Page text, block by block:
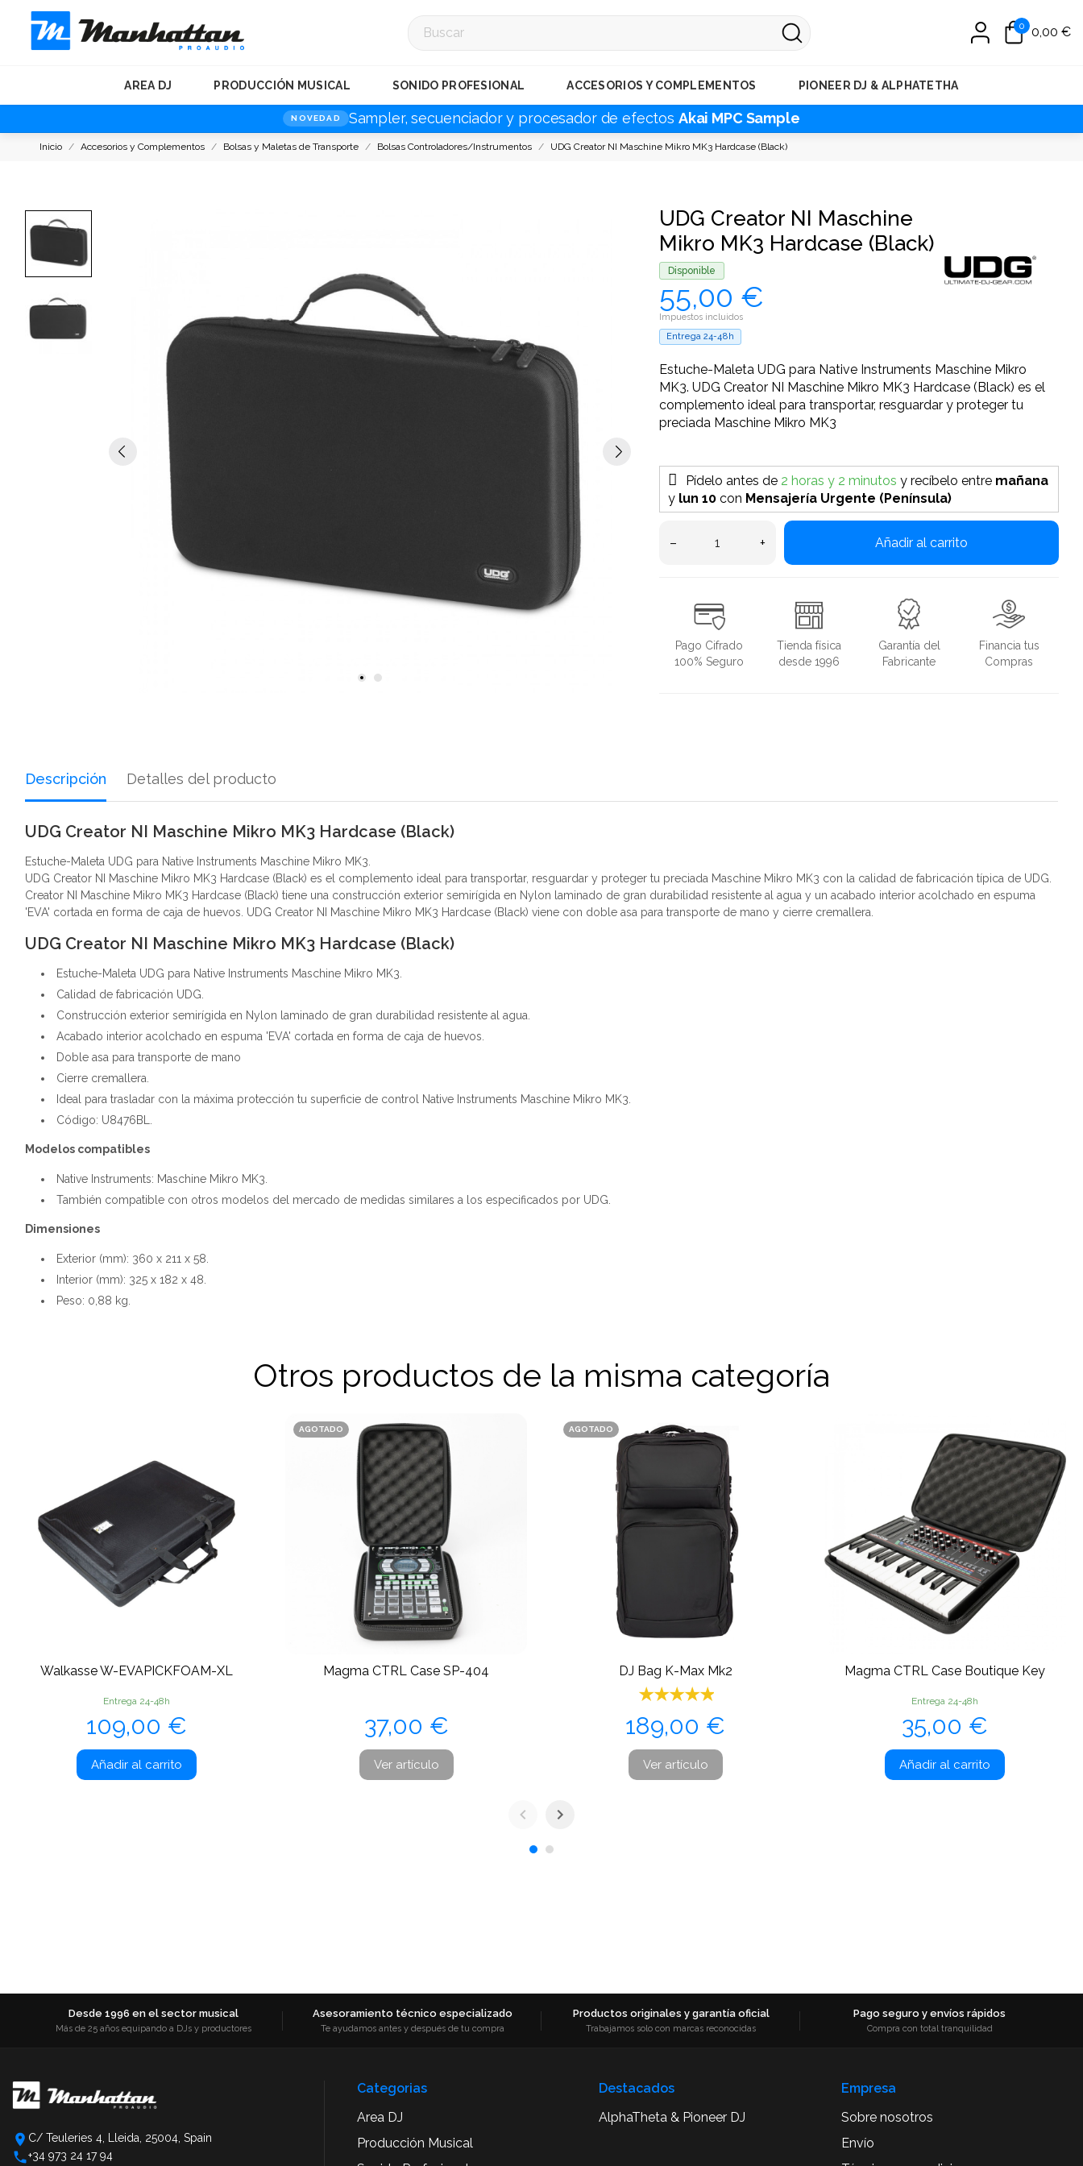
NOVEDAD Sampler, secuenciador y procesador de efectos Akai MPC Sample
0 0,00 €
AREA DJ PRODUCCIÓN MUSICAL SONIDO PROFESIONAL ACCESORIOS Y COMPLEMENTOS PIONEER DJ & ALPHATETHA
Inicio Accesorios y Complementos Bolsas y Maletas de Transporte Bolsas Controladores/Instrumentos UDG Creator NI Maschine Mikro MK3 Hardcase (Black)
UDG Creator NI Maschine
Mikro MK3 Hardcase (Black)
Disponible
55,00 €
Impuestos incluidos
Entrega 24-48h
Estuche-Maleta UDG para Native Instruments Maschine Mikro
MK3. UDG Creator NI Maschine Mikro MK3 Hardcase (Black) es el
complemento ideal para transportar, resguardar y proteger tu
preciada Maschine Mikro MK3
Pídelo antes de 2 horas y 2 minutos y recíbeloentre mañana
y lun 10 con Mensajería Urgente (Península)
– + Añadir al carrito
Pago Cifrado
100% Seguro
Tienda física
desde 1996
Garantía del
Fabricante
Financia tus
Compras
Descripción Detalles del producto
UDG Creator NI Maschine Mikro MK3 Hardcase (Black)
Estuche-Maleta UDG para Native Instruments Maschine Mikro MK3.
UDG Creator NI Maschine Mikro MK3 Hardcase (Black) es el complemento ideal para transportar, resguardar y proteger tu preciada Maschine Mikro MK3 con la calidad de fabricación típica de UDG.
Creator NI Maschine Mikro MK3 Hardcase (Black) tiene una construcción exterior semirígida en Nylon laminado de gran durabilidad resistente al agua y un acabado interior acolchado en espuma
'EVA' cortada en forma de caja de huevos. UDG Creator NI Maschine Mikro MK3 Hardcase (Black) viene con doble asa para transporte de mano y cierre cremallera.
UDG Creator NI Maschine Mikro MK3 Hardcase (Black)
Estuche-Maleta UDG para Native Instruments Maschine Mikro MK3.
Calidad de fabricación UDG.
Construcción exterior semirígida en Nylon laminado de gran durabilidad resistente al agua.
Acabado interior acolchado en espuma 'EVA' cortada en forma de caja de huevos.
Doble asa para transporte de mano
Cierre cremallera.
Ideal para trasladar con la máxima protección tu superficie de control Native Instruments Maschine Mikro MK3.
Código: U8476BL.
Modelos compatibles
Native Instruments: Maschine Mikro MK3.
También compatible con otros modelos del mercado de medidas similares a los especificados por UDG.
Dimensiones
Exterior (mm): 360 x 211 x 58.
Interior (mm): 325 x 182 x 48.
Peso: 0,88 kg.
Otros productos de la misma categoría
Walkasse W-EVAPICKFOAM-XL
Entrega 24-48h
Precio
109,00 €
Añadir al carrito
AGOTADO
Magma CTRL Case SP-404
Precio
37,00 €
Ver artículo
AGOTADO
DJ Bag K-Max Mk2
Precio
189,00 €
Ver artículo
Magma CTRL Case Boutique Key
Entrega 24-48h
Precio
35,00 €
Añadir al carrito
Desde 1996 en el sector musical
Más de 25 años equipando a DJs y productores
Asesoramiento técnico especializado
Te ayudamos antes y después de tu compra
Productos originales y garantía oficial
Trabajamos solo con marcas reconocidas
Pago seguro y envíos rápidos
Compra con total tranquilidad
C/ Teuleries 4, Lleida, 25004, Spain
+34 973 24 17 94
Categorias
Area DJ
Producción Musical
Destacados
AlphaTheta & Pioneer DJ
Empresa
Sobre nosotros
Envío